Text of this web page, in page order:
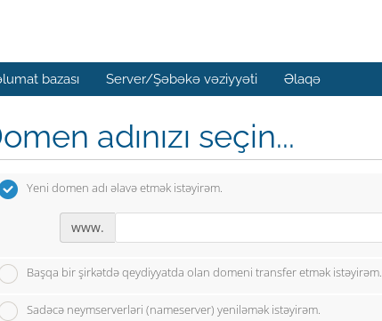
bazası Server/Şəbəkə vəziyyəti Əlaqə
adınızı seçin...
Yeni domen adı əlavə etmək istəyirəm.
www.
Başqa bir şirkətdə qeydiyyatda olan domeni transfer etmək istəyirəm.
Sadəcə neymserverləri (nameserver) yeniləmək istəyirəm.